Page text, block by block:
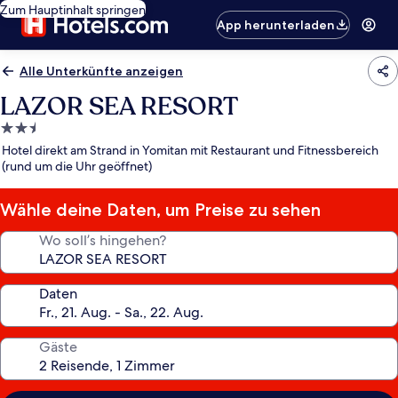
Zum Hauptinhalt springen
App herunterladen
Alle Unterkünfte anzeigen
LAZOR SEA RESORT
2.5-
Sterne-
Unterkunft
Hotel direkt am Strand in Yomitan mit Restaurant und Fitnessbereich
(rund um die Uhr geöffnet)
Wähle deine Daten, um Preise zu sehen
Wo soll’s hingehen?
Daten
Gäste